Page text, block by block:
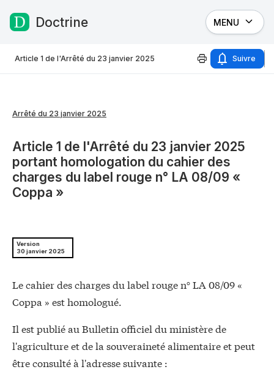
Passer au contenu
Doctrine MENU
Article 1 de l'Arrêté du 23 janvier 2025 Suivre
Arrêté du 23 janvier 2025
Article 1 de l'Arrêté du 23 janvier 2025
portant homologation du cahier des
charges du label rouge n° LA 08/09 «
Coppa »
Version
30 janvier 2025
Le cahier des charges du label rouge n° LA 08/09 «
Coppa » est homologué.
Il est publié au Bulletin officiel du ministère de
l'agriculture et de la souveraineté alimentaire et peut
être consulté à l'adresse suivante :